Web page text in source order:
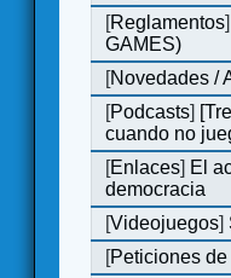
[Reglamentos]
GAMES)
[Novedades /
[Podcasts]
cuando no
[Enlaces] El
democracia
[Videojuegos]
[Peticiones